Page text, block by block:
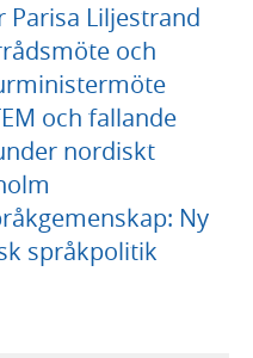
Liljestrand
och
och fallande
nordiskt
Ny
språkpolitik